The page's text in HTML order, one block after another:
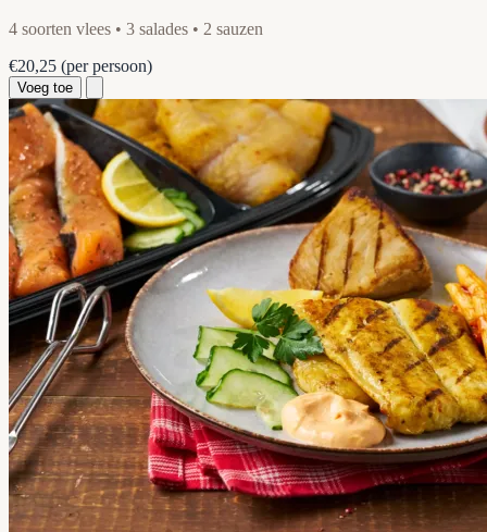
4 soorten vlees • 3 salades • 2 sauzen
€20,25 (per persoon)
Voeg toe